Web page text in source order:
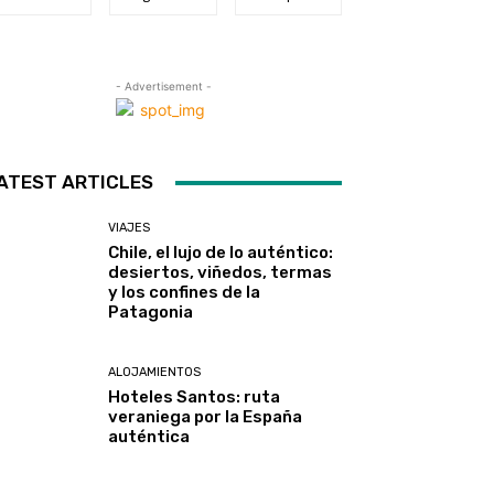
- Advertisement -
ARTICLES
VIAJES
Chile, el lujo de lo auténtico:
desiertos, viñedos, termas
y los confines de la
Patagonia
ALOJAMIENTOS
Hoteles Santos: ruta
veraniega por la España
auténtica